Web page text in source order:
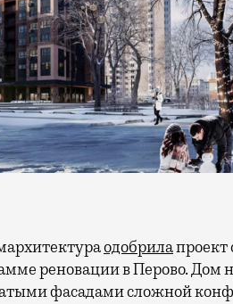
одобрилапроект
реновации в Перово. Дом
фасадами сложной